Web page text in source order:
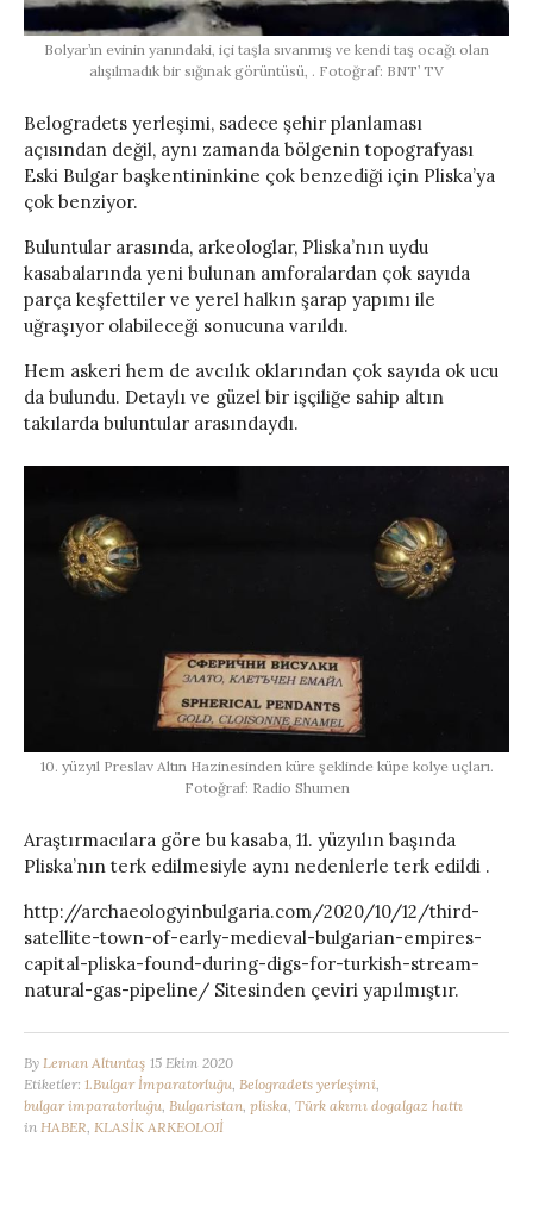
Bolyar’ın evinin yanındaki, içi taşla sıvanmış ve kendi taş ocağı olan
alışılmadık bir sığınak görüntüsü, . Fotoğraf: BNT’ TV
Belogradets yerleşimi, sadece şehir planlaması
açısından değil, aynı zamanda bölgenin topografyası
Eski Bulgar başkentininkine çok benzediği için Pliska’ya
çok benziyor.
Buluntular arasında, arkeologlar, Pliska’nın uydu
kasabalarında yeni bulunan amforalardan çok sayıda
parça keşfettiler ve yerel halkın şarap yapımı ile
uğraşıyor olabileceği sonucuna varıldı.
Hem askeri hem de avcılık oklarından çok sayıda ok ucu
da bulundu. Detaylı ve güzel bir işçiliğe sahip altın
takılarda buluntular arasındaydı.
10. yüzyıl Preslav Altın Hazinesinden küre şeklinde küpe kolye uçları.
Fotoğraf: Radio Shumen
Araştırmacılara göre bu kasaba, 11. yüzyılın başında
Pliska’nın terk edilmesiyle aynı nedenlerle terk edildi .
http://archaeologyinbulgaria.com/2020/10/12/third-
satellite-town-of-early-medieval-bulgarian-empires-
capital-pliska-found-during-digs-for-turkish-stream-
natural-gas-pipeline/ Sitesinden çeviri yapılmıştır.
By Leman Altuntaş 15 Ekim 2020
Etiketler: 1.Bulgar İmparatorluğu, Belogradets yerleşimi,
bulgar imparatorluğu, Bulgaristan, pliska, Türk akımı dogalgaz hattı
in HABER, KLASİK ARKEOLOJİ